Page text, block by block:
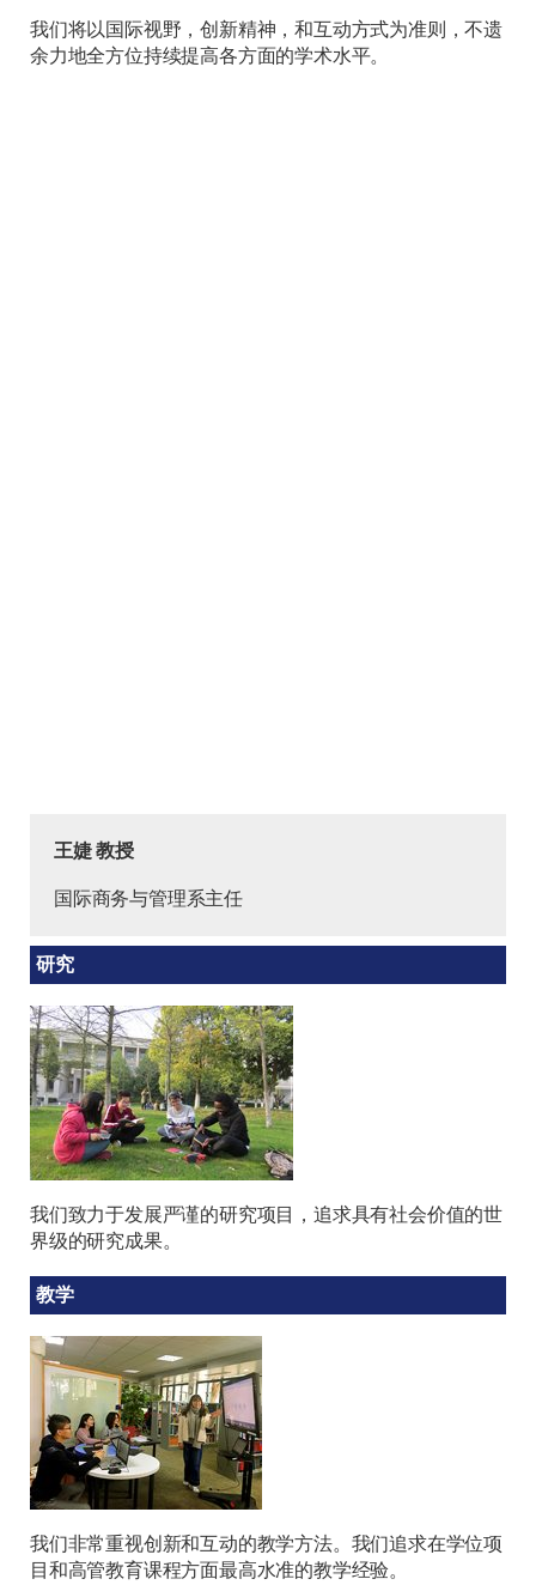
我们将以国际视野，创新精神，和互动方式为准则，不遗
余力地全方位持续提高各方面的学术水平。
王婕 教授
国际商务与管理系主任
研究
我们致力于发展严谨的研究项目，追求具有社会价值的世
界级的研究成果。
教学
我们非常重视创新和互动的教学方法。我们追求在学位项
目和高管教育课程方面最高水准的教学经验。